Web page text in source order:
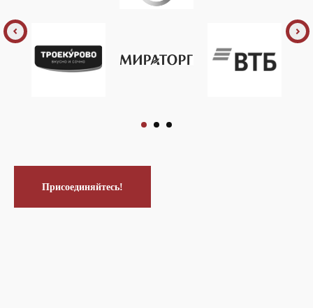
Присоединяйтесь!